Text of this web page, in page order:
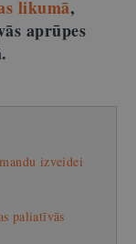
likumā,
aprūpes
izveidei
paliatīvās